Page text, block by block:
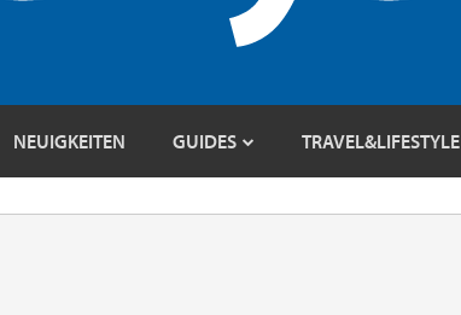
NEUIGKEITEN GUIDES TRAVEL&LIFESTYLE